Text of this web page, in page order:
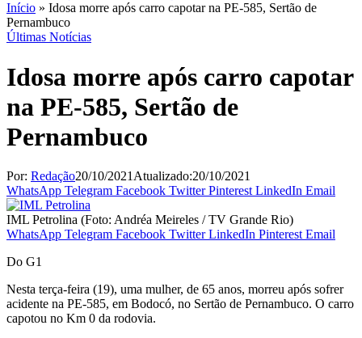
Início » Idosa morre após carro capotar na PE-585, Sertão de
Pernambuco
Últimas Notícias
Idosa morre após carro capotar
na PE-585, Sertão de
Pernambuco
Por: Redação20/10/2021 Atualizado:20/10/2021
WhatsApp Telegram Facebook Twitter Pinterest LinkedIn Email
IML Petrolina (Foto: Andréa Meireles / TV Grande Rio)
WhatsApp Telegram Facebook Twitter LinkedIn Pinterest Email
Do G1
Nesta terça-feira (19), uma mulher, de 65 anos, morreu após sofrer
acidente na PE-585, em Bodocó, no Sertão de Pernambuco. O carro
capotou no Km 0 da rodovia.